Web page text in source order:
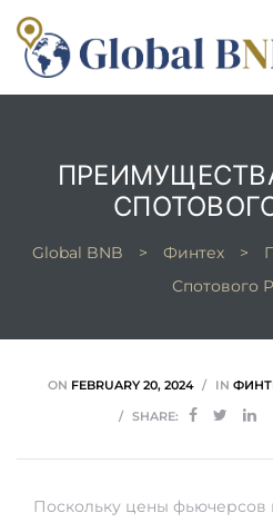
Global BNB > Финтех >
Спотового
ON FEBRUARY 20, 2024 IN
SHARE:
Поскольку цены фьючерсов